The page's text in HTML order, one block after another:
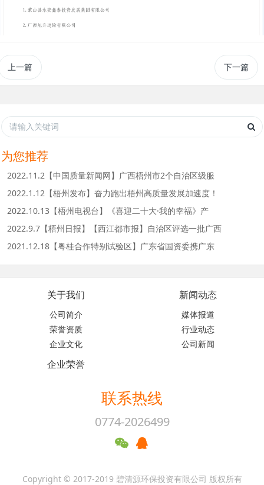
上一篇 下一篇
为您推荐
2022.11.2【中国质量新闻网】广西梧州市2个自治区级服
2022.1.12【梧州发布】奋力跑出梧州高质量发展加速度！
2022.10.13【梧州电视台】《喜迎二十大·我的幸福》产
2022.9.7【梧州日报】【西江都市报】自治区评选一批广西
2021.12.18【粤桂合作特别试验区】广东省国资委携广东
关于我们
公司简介
荣誉资质
企业文化
新闻动态
媒体报道
行业动态
公司新闻
企业荣誉
联系热线
0774-2026499
Copyright © 2017-2019 碧清源环保投资有限公司 版权所有